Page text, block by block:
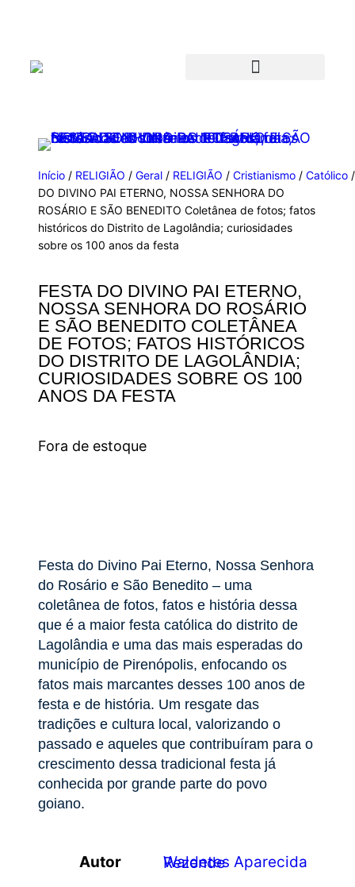
Início / RELIGIÃO /Geral / RELIGIÃO /Cristianismo /Católico
DO DIVINO PAI ETERNO, NOSSA SENHORA DO
ROSÁRIO E SÃO BENEDITO Coletânea de fotos; fatos
históricos do Distrito de Lagolândia; curiosidades
sobre os 100 anos da festa
FESTA DO DIVINO PAI ETERNO,
NOSSA SENHORA DO ROSÁRIO
E SÃO BENEDITO COLETÂNEA
DE FOTOS; FATOS HISTÓRICOS
DO DISTRITO DE LAGOLÂNDIA;
CURIOSIDADES SOBRE OS 100
ANOS DA FESTA
Fora de estoque
Festa do Divino Pai Eterno, Nossa Senhora
do Rosário e São Benedito – uma
coletânea de fotos, fatos e história dessa
que é a maior festa católica do distrito de
Lagolândia e uma das mais esperadas do
município de Pirenópolis, enfocando os
fatos mais marcantes desses 100 anos de
festa e de história. Um resgate das
tradições e cultura local, valorizando o
passado e aqueles que contribuíram para o
crescimento dessa tradicional festa já
conhecida por grande parte do povo
goiano.
Autor
Waldetes Aparecida Rezende